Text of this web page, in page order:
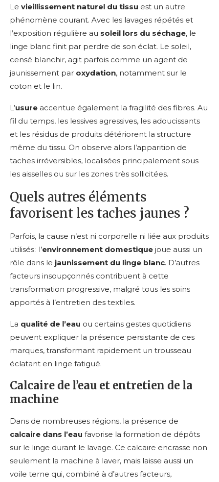
Le vieillissement naturel du tissu est un autre
phénomène courant. Avec les lavages répétés et
l’exposition régulière au soleil lors du séchage, le
linge blanc finit par perdre de son éclat. Le soleil,
censé blanchir, agit parfois comme un agent de
jaunissement par oxydation, notamment sur le
coton et le lin.
L’usure accentue également la fragilité des fibres. Au
fil du temps, les lessives agressives, les adoucissants
et les résidus de produits détériorent la structure
même du tissu. On observe alors l’apparition de
taches irréversibles, localisées principalement sous
les aisselles ou sur les zones très sollicitées.
Quels autres éléments
favorisent les taches jaunes ?
Parfois, la cause n’est ni corporelle ni liée aux produits
utilisés : l’environnement domestique joue aussi un
rôle dans le jaunissement du linge blanc. D’autres
facteurs insoupçonnés contribuent à cette
transformation progressive, malgré tous les soins
apportés à l’entretien des textiles.
La qualité de l’eau ou certains gestes quotidiens
peuvent expliquer la présence persistante de ces
marques, transformant rapidement un trousseau
éclatant en linge fatigué.
Calcaire de l’eau et entretien de la
machine
Dans de nombreuses régions, la présence de
calcaire dans l’eau favorise la formation de dépôts
sur le linge durant le lavage. Ce calcaire encrasse non
seulement la machine à laver, mais laisse aussi un
voile terne qui, combiné à d’autres facteurs,